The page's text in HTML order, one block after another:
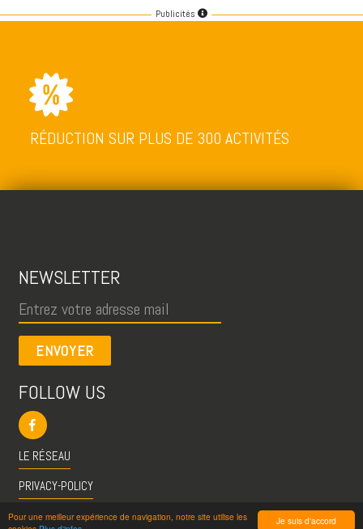
Je suis d'accord
Pour une meilleur expérience de navigation, notre site utilise les
Publicités
RÉDUCTION SUR PLUS DE 300 ACTIVITÉS
NEWSLETTER
ENVOYER
FOLLOW US
LE RÉSEAU
PRIVACY-POLICY
CGU